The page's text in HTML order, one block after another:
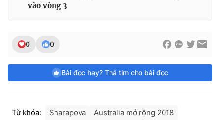
vào vòng 3
0 0
Bài đọc hay? Thả tim cho bài đọc
Từ khóa: Sharapova Australia mở rộng 2018